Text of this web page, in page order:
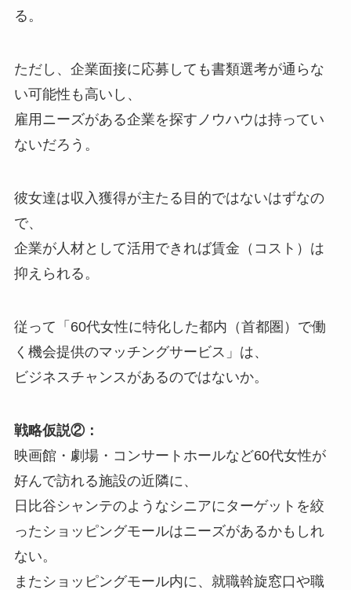
る。
ただし、企業面接に応募しても書類選考が通らな
い可能性も高いし、
雇用ニーズがある企業を探すノウハウは持ってい
ないだろう。
彼女達は収入獲得が主たる目的ではないはずなの
で、
企業が人材として活用できれば賃金（コスト）は
抑えられる。
従って「60代女性に特化した都内（首都圏）で働
く機会提供のマッチングサービス」は、
ビジネスチャンスがあるのではないか。
戦略仮説②：
映画館・劇場・コンサートホールなど60代女性が
好んで訪れる施設の近隣に、
日比谷シャンテのようなシニアにターゲットを絞
ったショッピングモールはニーズがあるかもしれ
ない。
またショッピングモール内に、就職斡旋窓口や職